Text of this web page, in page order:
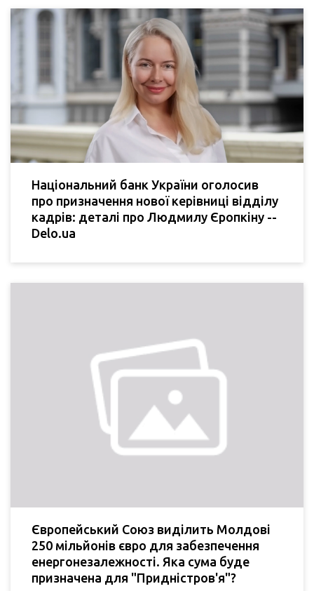
Національний банк України оголосив
про призначення нової керівниці відділу
кадрів: деталі про Людмилу Єропкіну --
Delo.ua
Європейський Союз виділить Молдові
250 мільйонів євро для забезпечення
енергонезалежності. Яка сума буде
призначена для "Придністров'я"?